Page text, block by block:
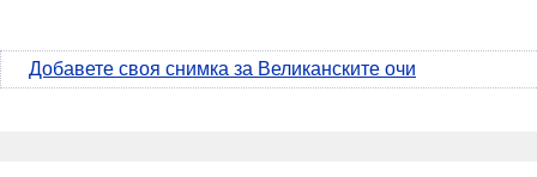
Добавете своя снимка за Великанските очи